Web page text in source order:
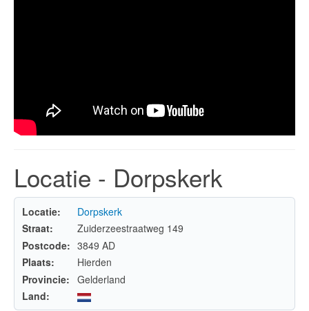
Locatie - Dorpskerk
Locatie:
Dorpskerk
Straat:
Zuiderzeestraatweg 149
Postcode: 3849 AD
Plaats:
Hierden
Provincie: Gelderland
Land: